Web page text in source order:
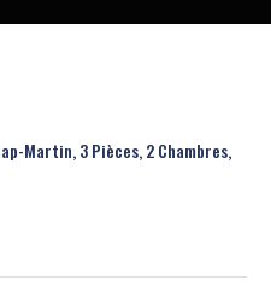
Martin, 3 Pièces, 2 Chambres,